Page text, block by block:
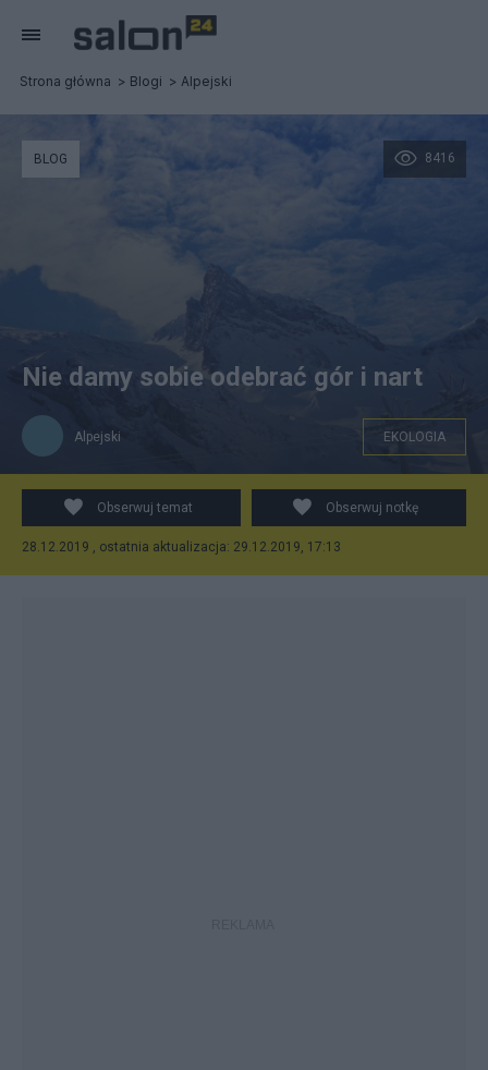
Strona główna Blogi Alpejski
Gletscherbus w Hintertux. Zdjęcie: Alpejski
8416
BLOG
Nie damy sobie odebrać gór i nart
Alpejski EKOLOGIA
Obserwuj temat Obserwuj notkę
28.12.2019 , ostatnia aktualizacja: 29.12.2019, 17:13